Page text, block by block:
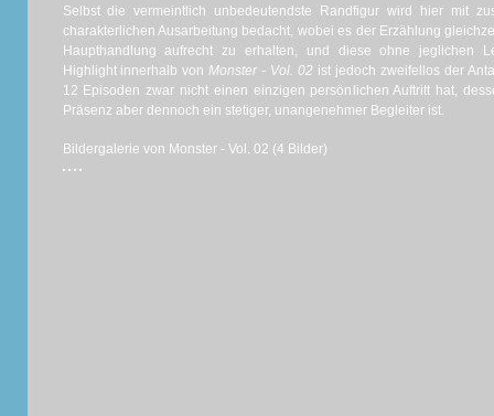
Selbst die vermeintlich unbedeutendste Randfigur wird hier mit
charakterlichen Ausarbeitung bedacht, wobei es der Erzählung
Haupthandlung aufrecht zu erhalten, und diese ohne jeglichen
Highlight innerhalb vonMonster - Vol. 02 ist jedoch zweifellos der
12 Episoden zwar nicht einen einzigen persönlichen Auftritt hat,
Präsenz aber dennoch ein stetiger, unangenehmer Begleiter ist.
Bildergalerie von Monster - Vol. 02 (4 Bilder)